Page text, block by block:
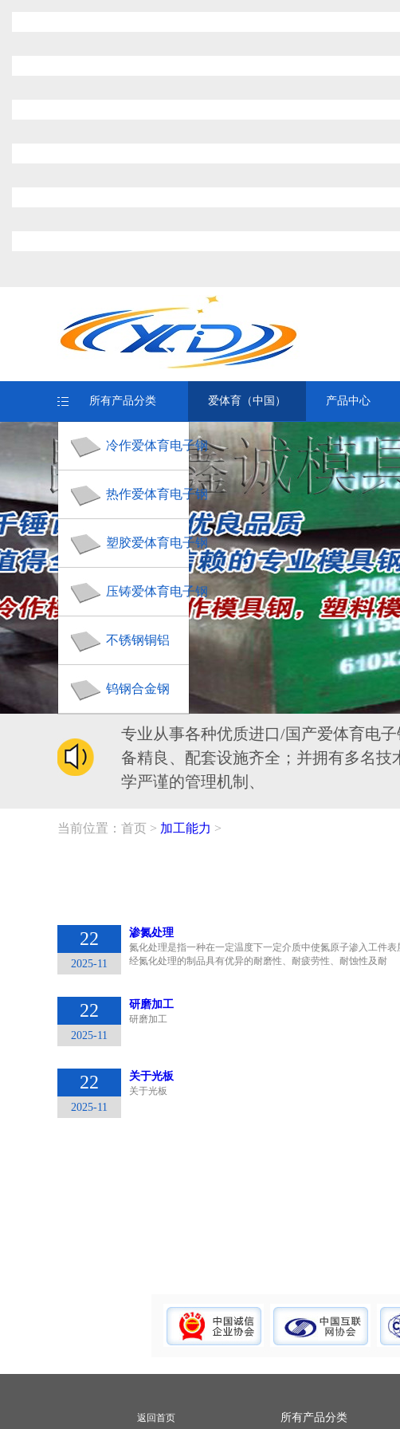
所有产品分类
冷作爱体育电子钢
热作爱体育电子钢
塑胶爱体育电子钢
压铸爱体育电子钢
不锈钢铜铝
钨钢合金钢
爱体育（中国） 产品中心
专业从事各种优质进口/国产爱体育电
备精良、配套设施齐全；并拥有多名
学严谨的管理机制、
当前位置： 首页 > 加工能力 >
22
2025-11
渗氮处理
氮化处理是指一种在一定温度下一定介质中使氮原子渗入工件表
经氮化处理的制品具有优异的耐磨性、耐疲劳性、耐蚀性及耐
22
2025-11
研磨加工
研磨加工
22
2025-11
关于光板
关于光板
返回首页 所有产品分类